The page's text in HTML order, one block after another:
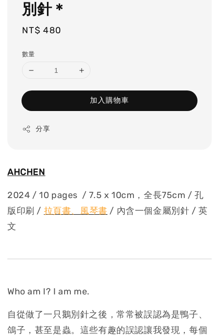
別針＊
Regular
NT$ 480
數量
加入購物車
分享
AHCHEN
2024 / 10 pages / 7.5 x 10cm，全長75cm / 孔
版印刷 / 拉頁書、風琴書 / 內含一個金屬別針 / 英
文
Who am I? I am me.
自從做了一只鵝別針之後，常常被誤認為是鴨子、
鴿子，甚至是蟲。這些有趣的誤認讓我發現，每個